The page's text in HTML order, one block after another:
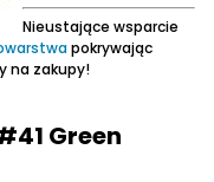
Nieustające wsparcie
pokrywając
na zakupy!
Green